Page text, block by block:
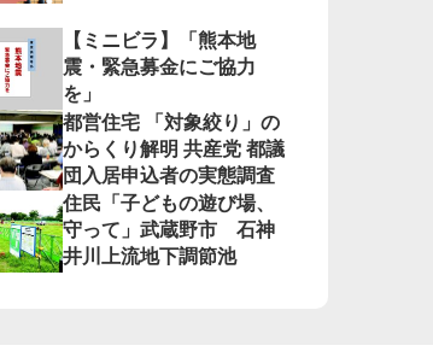
【ミニビラ】「熊本地
震・緊急募金にご協力
を」
都営住宅 「対象絞り」の
からくり解明 共産党 都議
団入居申込者の実態調査
住民「子どもの遊び場、
守って」武蔵野市 石神
井川上流地下調節池